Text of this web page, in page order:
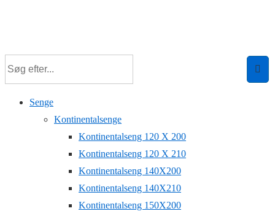
Senge
Kontinentalsenge
Kontinentalseng 120 X 200
Kontinentalseng 120 X 210
Kontinentalseng 140X200
Kontinentalseng 140X210
Kontinentalseng 150X200